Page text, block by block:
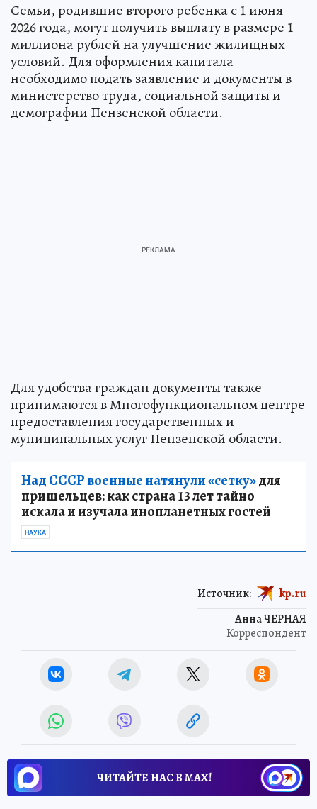
Семьи, родившие второго ребенка с 1 июня
2026 года, могут получить выплату в размере 1
миллиона рублей на улучшение жилищных
условий. Для оформления капитала
необходимо подать заявление и документы в
министерство труда, социальной защиты и
демографии Пензенской области.
Для удобства граждан документы также
принимаются в Многофункциональном центре
предоставления государственных и
муниципальных услуг Пензенской области.
Над СССР военные натянули «сетку»для
пришельцев: как страна 13 лет тайно
искала и изучала инопланетных гостей
НАУКА
Анна ЧЕРНАЯ
Корреспондент
Источник: kp.ru
ЧИТАЙТЕ НАС В МАХ!